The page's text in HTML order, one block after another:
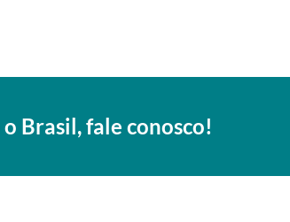
Brasil, fale conosco!